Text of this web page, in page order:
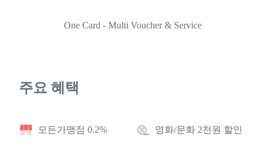
One Card - Multi Voucher & Service
주요 혜택
모든가맹점 0.2% 영화/문화 2천원 할인